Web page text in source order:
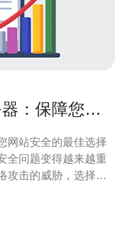
：保障您网
网站安全的最佳选择
全问题变得越来越重
攻击的威胁，选择一
您网站安全的最佳